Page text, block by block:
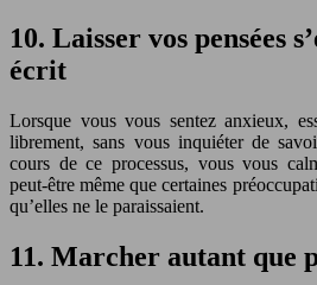
10. Laisser vos pensées
écrit
Lorsque vous vous sentez anxieux,
librement, sans vous inquiéter de
cours de ce processus, vous vous
peut-être même que certaines
qu’elles ne le paraissaient.
11. Marcher autant que